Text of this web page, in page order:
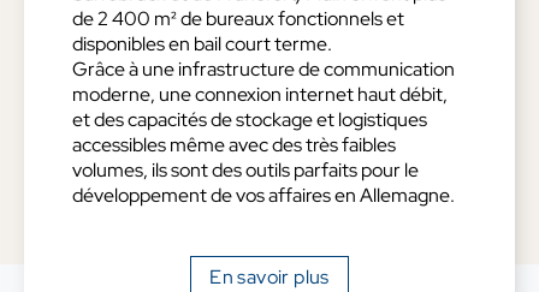
de 2 400 m² de bureaux fonctionnels et
disponibles en bail court terme.
Grâce à une infrastructure de communication
moderne, une connexion internet haut débit,
et des capacités de stockage et logistiques
accessibles même avec des très faibles
volumes, ils sont des outils parfaits pour le
développement de vos affaires en Allemagne.
En savoir plus